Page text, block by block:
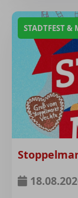
STADTFEST &